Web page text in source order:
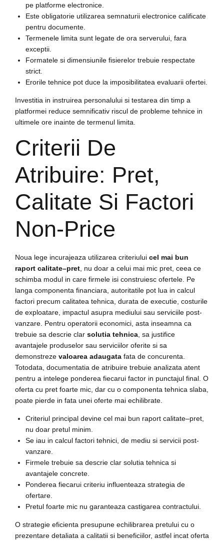
pe platforme electronice.
Este obligatorie utilizarea semnaturii electronice calificate
pentru documente.
Termenele limita sunt legate de ora serverului, fara
exceptii.
Formatele si dimensiunile fisierelor trebuie respectate
strict.
Erorile tehnice pot duce la imposibilitatea evaluarii ofertei.
Investitia in instruirea personalului si testarea din timp a
platformei reduce semnificativ riscul de probleme tehnice in
ultimele ore inainte de termenul limita.
Criterii De
Atribuire: Pret,
Calitate Si Factori
Non-Price
Noua lege incurajeaza utilizarea criteriului cel mai bun
raport calitate–pret, nu doar a celui mai mic pret, ceea ce
schimba modul in care firmele isi construiesc ofertele. Pe
langa componenta financiara, autoritatile pot lua in calcul
factori precum calitatea tehnica, durata de executie, costurile
de exploatare, impactul asupra mediului sau serviciile post-
vanzare. Pentru operatorii economici, asta inseamna ca
trebuie sa descrie clar solutia tehnica, sa justifice
avantajele produselor sau serviciilor oferite si sa
demonstreze valoarea adaugata fata de concurenta.
Totodata, documentatia de atribuire trebuie analizata atent
pentru a intelege ponderea fiecarui factor in punctajul final. O
oferta cu pret foarte mic, dar cu o componenta tehnica slaba,
poate pierde in fata unei oferte mai echilibrate.
Criteriul principal devine cel mai bun raport calitate–pret,
nu doar pretul minim.
Se iau in calcul factori tehnici, de mediu si servicii post-
vanzare.
Firmele trebuie sa descrie clar solutia tehnica si
avantajele concrete.
Ponderea fiecarui criteriu influenteaza strategia de
ofertare.
Pretul foarte mic nu garanteaza castigarea contractului.
O strategie eficienta presupune echilibrarea pretului cu o
prezentare detaliata a calitatii si beneficiilor, astfel incat oferta